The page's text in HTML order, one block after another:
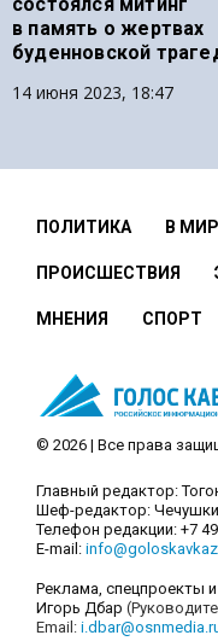
в память о жертвах
буденновской
14 июня 2023, 18:47
ПОЛИТИКА В
ПРОИСШЕСТВИЯ
МНЕНИЯ СПОРТ
© 2026 | Все права
Главный редактор:
Шеф-редактор:
Телефон редакции: +7
E-mail:
Реклама, спецпроекты
Игорь Дбар
Email: